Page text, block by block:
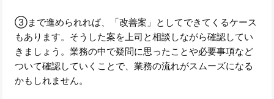
③まで進められれば、「改善案」としてできてくるケース
もあります。そうした案を上司と相談しながら確認してい
きましょう。業務の中で疑問に思ったことや必要事項など
ついて確認していくことで、業務の流れがスムーズになる
かもしれません。